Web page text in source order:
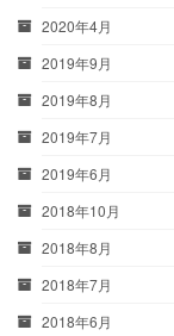
2020年4月
2019年9月
2019年8月
2019年7月
2019年6月
2018年10月
2018年8月
2018年7月
2018年6月